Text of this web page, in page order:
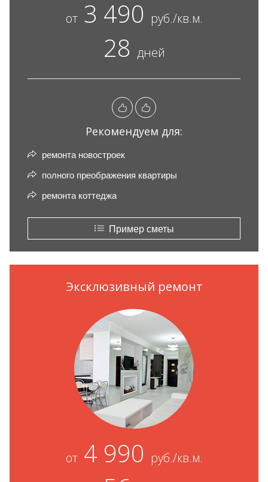
от3 490 руб./кв.м.
28 дней
Рекомендуем для:
ремонта новостроек
полного преображения квартиры
ремонта коттеджа
Пример сметы
Эксклюзивный ремонт
от4 990 руб./кв.м.